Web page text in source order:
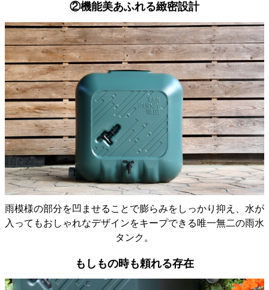
水量が足りなかったので、１台増やしました。
震災の経験からずっと取付けたいと思っていました
が、大きさやデザインが気に合う物がなく諦めていま
コレならと取付に踏み切りました。 午前中にプロック
や板を買いに行き夕方迄には作業完了。その日夜中降
②機能美あふれる緻密設計
雨模様の部分を凹ませることで膨らみをしっかり抑え、水が
入ってもおしゃれなデザインをキープできる唯一無二の雨水
タンク。
もしもの時も頼れる存在